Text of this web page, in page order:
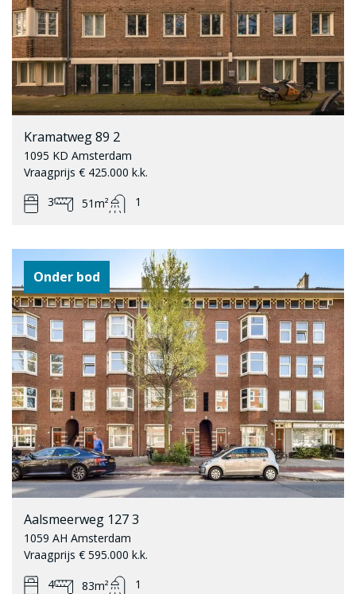
Kramatweg 89 2
1095 KD Amsterdam
Vraagprijs € 425.000 k.k.
3
51m² 1
Onder bod
Aalsmeerweg 127 3
1059 AH Amsterdam
Vraagprijs € 595.000 k.k.
4
83m² 1